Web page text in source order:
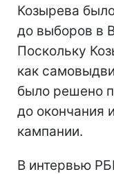
Козырева
до выборов в
Поскольку
как
было решено
до окончания
кампании.
В интервью